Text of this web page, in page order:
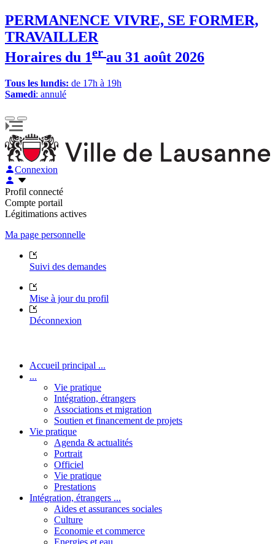
PERMANENCE VIVRE, SE FORMER,
TRAVAILLER
Horaires du 1er au 31 août 2026
Tous les lundis: de 17h à 19h
Samedi: annulé
Connexion
Profil connecté
Compte portail
Légitimations actives
Ma page personnelle
Suivi des demandes
Mise à jour du profil
Déconnexion
Accueil principal ...
...
Vie pratique
Intégration, étrangers
Associations et migration
Soutien et financement de projets
Vie pratique
Agenda & actualités
Portrait
Officiel
Vie pratique
Prestations
Intégration, étrangers ...
Aides et assurances sociales
Culture
Economie et commerce
Energies et eau